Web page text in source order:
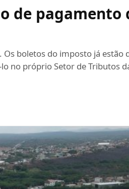
de pagamento
boletos do imposto já estão
no próprio Setor de Tributos